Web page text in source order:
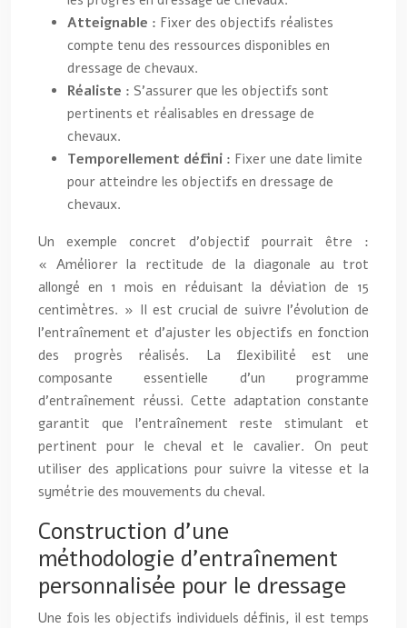
Atteignable : Fixer des objectifs réalistes
compte tenu des ressources disponibles en
dressage de chevaux.
Réaliste : S’assurer que les objectifs sont
pertinents et réalisables en dressage de
chevaux.
Temporellement défini : Fixer une date limite
pour atteindre les objectifs en dressage de
chevaux.
Un exemple concret d’objectif pourrait être :
« Améliorer la rectitude de la diagonale au trot
allongé en 1 mois en réduisant la déviation de 15
centimètres. » Il est crucial de suivre l’évolution de
l’entraînement et d’ajuster les objectifs en fonction
des progrès réalisés. La flexibilité est une
composante essentielle d’un programme
d’entraînement réussi. Cette adaptation constante
garantit que l’entraînement reste stimulant et
pertinent pour le cheval et le cavalier. On peut
utiliser des applications pour suivre la vitesse et la
symétrie des mouvements du cheval.
Construction d’une
méthodologie d’entraînement
personnalisée pour le dressage
Une fois les objectifs individuels définis, il est temps